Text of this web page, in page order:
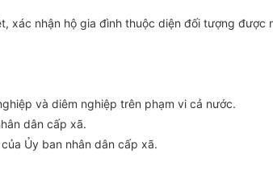
xác nhận hộ gia đình thuộc diện đối tượng
và diêm nghiệp trên phạm vi cả nước.
dân cấp xã.
Ủy ban nhân dân cấp xã.